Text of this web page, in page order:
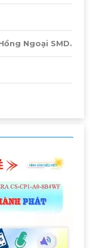
Ngoại SMD.